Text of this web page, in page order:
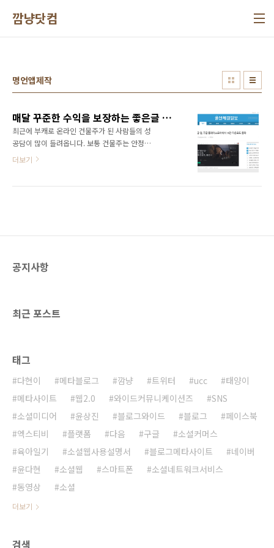
깜냥닷컴
명언앱제작
매달 꾸준한 수익을 보장하는 좋은글 명언 앱 제작해 드립니다
최근에 부캐로 온라인 건물주가 된 사람들의 성
공담이 많이 들려옵니다. 보통 건물주는 안정적
이고 고정적인 임대 수익이 발생하게 되니 선망
터 구글 플레이스토어에 등록된 좋은글 앱을 운
장점은 콘텐츠를 ..
더보기
공지사항
최근 포스트
태그
다현이 메타블로그 깜냥 트위터 ucc
태양이
메타사이트
웹2.0 와이드커뮤니케이션즈
SNS
소셜미디어
윤상진 블로그와이드 블로그
페이스북
엑스티비
플랫폼 다음 구글
소셜커머스
육아일기
소셜웹사용설명서 블로그메타사이트
네이버
윤다현
소셜웹 스마트폰
소셜네트워크서비스
동영상
소셜
더보기
검색